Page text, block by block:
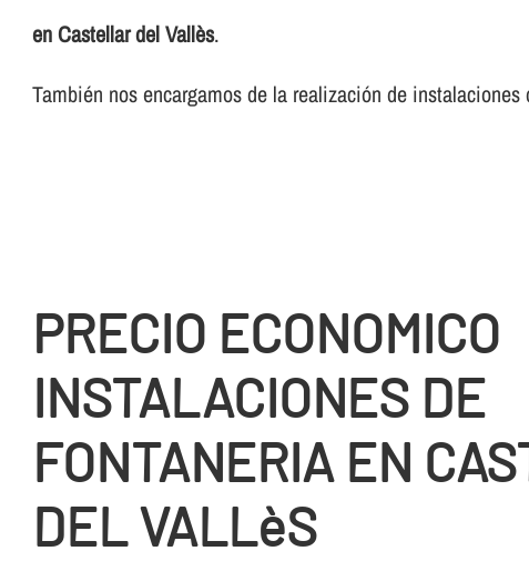
en Castellar del Vallès.
También nos encargamos de la realización de
PRECIO ECONOMICO
INSTALACIONES DE
FONTANERIA EN
DEL VALLèS